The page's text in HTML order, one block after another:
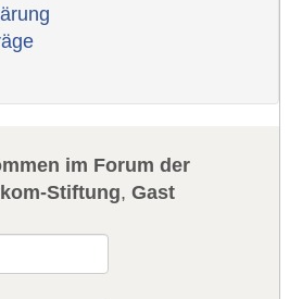
im Forum der
Stiftung,Gast